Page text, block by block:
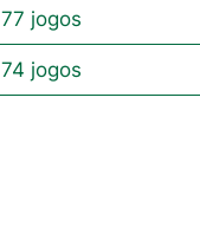
77 jogos
74 jogos